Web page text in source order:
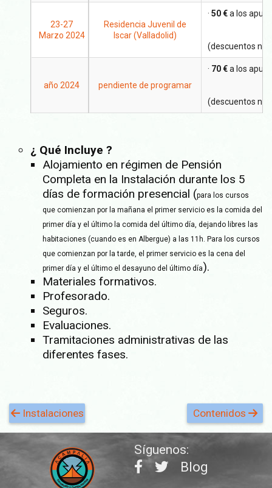
Residencia Juvenil de
Iscar (Valladolid)
· 50 €a los
(descuentos no
pendiente de programar
· 70 €a los
(descuentos no
23-27
Marzo 2024
año 2024
¿ Qué Incluye ?
Alojamiento en régimen de Pensión
Completa en la Instalación durante los 5
días de formación presencial (para los cursos
que comienzan por la mañana el primer servicio es la comida del
primer día y el último la comida del último día, dejando libres las
habitaciones (cuando es en Albergue) a las 11h. Para los cursos
que comienzan por la tarde, el primer servicio es la cena del
primer día y el último el desayuno del último día).
Materiales formativos.
Profesorado.
Seguros.
Evaluaciones.
Tramitaciones administrativas de las
diferentes fases.
Instalaciones Contenidos
Síguenos:
Blog